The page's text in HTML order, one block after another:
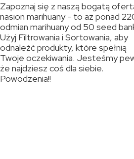
Zapoznaj się z naszą bogatą
nasion marihuany - to aż ponad
odmian marihuany od 50 seed
Użyj Filtrowania i Sortowania, aby
odnaleźć produkty, które spełnią
Twoje oczekiwania. Jesteśmy
że najdziesz coś dla siebie.
Powodzenia!!